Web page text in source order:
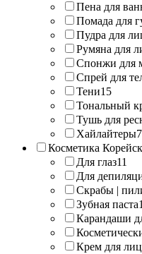
Пена для
Помада для
Пудра для
Румяна для
Спонжи для
Спрей для
Тени15
Тональный
Тушь для
Хайлайтеры7
Косметика
Для глаз11
Для
Скрабы |
Зубная паста1
Карандаши
Крем для